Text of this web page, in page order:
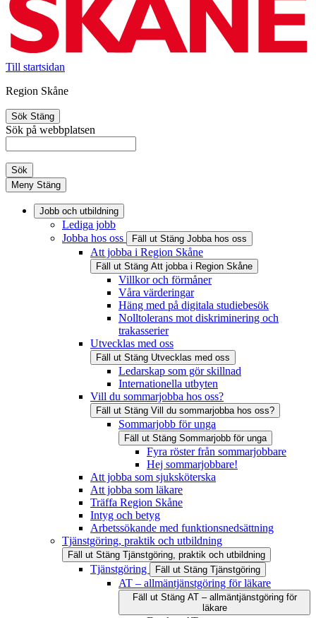
Till startsidan
Region Skåne
Sök Stäng
Sök på webbplatsen
Sök
Meny Stäng
Jobb och utbildning
Lediga jobb
Jobba hos oss
Fäll ut Stäng Jobba hos oss
Att jobba i Region Skåne
Fäll ut Stäng Att jobba i Region Skåne
Villkor och förmåner
Våra värderingar
Häng med på digitala studiebesök
Nolltolerans mot diskriminering och
trakasserier
Utvecklas med oss
Fäll ut Stäng Utvecklas med oss
Ledarskap som gör skillnad
Internationella utbyten
Vill du sommarjobba hos oss?
Fäll ut Stäng Vill du sommarjobba hos oss?
Sommarjobb för unga
Fäll ut Stäng Sommarjobb för unga
Fyra röster från sommarjobbare
Hej sommarjobbare!
Att jobba som sjuksköterska
Att jobba som läkare
Träffa Region Skåne
Intyg och betyg
Arbetssökande med funktionsnedsättning
Tjänstgöring, praktik och utbildning
Fäll ut Stäng Tjänstgöring, praktik och utbildning
Tjänstgöring Fäll ut Stäng Tjänstgöring
AT – allmäntjänstgöring för läkare
Fäll ut Stäng AT – allmäntjänstgöring för
läkare